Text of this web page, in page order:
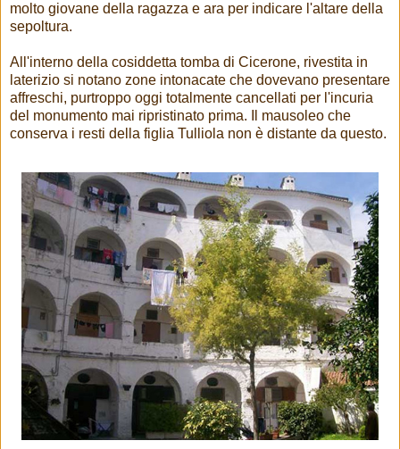
molto giovane della ragazza e ara per indicare l'altare della
sepoltura.
All'interno della cosiddetta tomba di Cicerone, rivestita in
laterizio si notano zone intonacate che dovevano presentare
affreschi, purtroppo oggi totalmente cancellati per l'incuria
del monumento mai ripristinato prima. Il mausoleo che
conserva i resti della figlia Tulliola non è distante da questo.